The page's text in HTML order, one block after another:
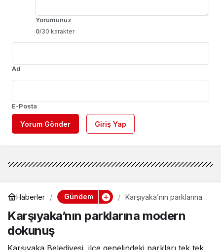
Yorumunuz
0/30 karakter
Ad
E-Posta
Yorum Gönder Giriş Yap
Haberler Gündem
Karşıyaka’nın parklarına
Karşıyaka’nın parklarına modern
dokunuş